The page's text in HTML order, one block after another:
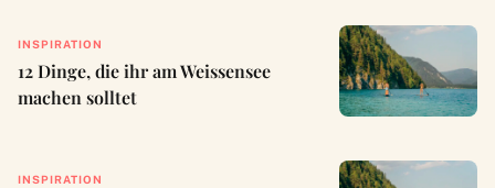
INSPIRATION
12 Dinge, die ihr am Weissensee
machen solltet
INSPIRATION